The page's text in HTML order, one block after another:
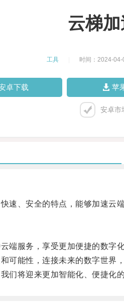
云梯
工具 时间：2024-04-
卓下载 苹
安卓市
、安全的特点，能够加速云端
服务，享受更加便捷的数字化
能性，连接未来的数字世界，
将迎来更加智能化、便捷化的